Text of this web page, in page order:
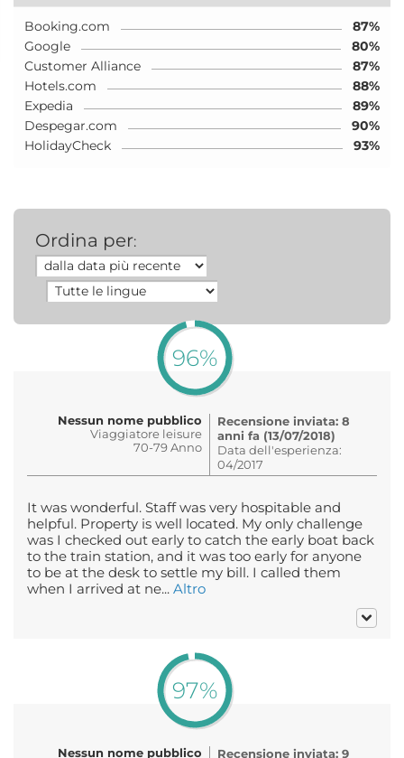
Booking.com
87%
Google
80%
Customer Alliance
87%
Hotels.com
88%
Expedia
89%
Despegar.com
90%
HolidayCheck
93%
Ordina per:
96%
Nessun nome pubblico
Viaggiatore leisure
70-79 Anno
Recensione inviata: 8
anni fa (13/07/2018)
Data dell'esperienza:
04/2017
It was wonderful. Staff was very hospitable and
helpful. Property is well located. My only challenge
was I checked out early to catch the early boat back
to the train station, and it was too early for anyone
to be at the desk to settle my bill. I called them
when I arrived at ne... Altro
97%
Nessun nome pubblico
Recensione inviata: 9